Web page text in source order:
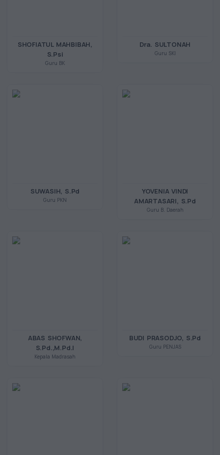
SHOFIATUL MAHBIBAH,
S.Psi
Guru BK
Dra. SULTONAH
Guru SKI
SUWASIH, S.Pd
Guru PKN
YOVENIA VINDI
AMARTASARI, S.Pd
Guru B. Daerah
ABAS SHOFWAN,
S.Pd.,M.Pd.I
Kepala Madrasah
BUDI PRASODJO, S.Pd
Guru PENJAS